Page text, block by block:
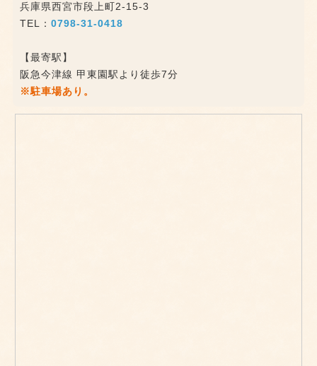
兵庫県西宮市段上町2-15-3
TEL： 0798-31-0418
【最寄駅】
阪急今津線 甲東園駅より徒歩7分
※駐車場あり。